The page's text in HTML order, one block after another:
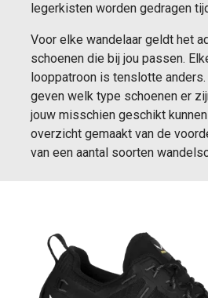
legerkisten worden gedragen
Voor elke wandelaar geldt het
schoenen die bij jou passen.
looppatroon is tenslotte anders.
geven welk type schoenen er
jouw misschien geschikt
overzicht gemaakt van de
van een aantal soorten